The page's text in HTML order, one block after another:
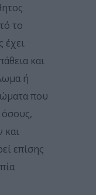
το
έχει
και
ή
που
όσους,
και
επίσης